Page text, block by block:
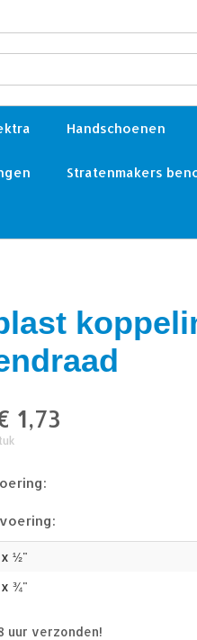
Handschoenen
Stratenmakers
1,73
x ½"
x ¾"
uur verzonden!